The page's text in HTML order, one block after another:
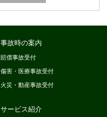
事故時の案内
賠償事故受付
傷害・医療事故受付
火災・動産事故受付
サービス紹介